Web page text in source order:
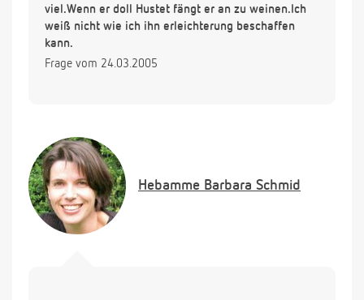
viel.Wenn er doll Hustet fängt er an zu weinen.Ich
weiß nicht wie ich ihn erleichterung beschaffen
kann.
Frage vom 24.03.2005
Hebamme Barbara Schmid